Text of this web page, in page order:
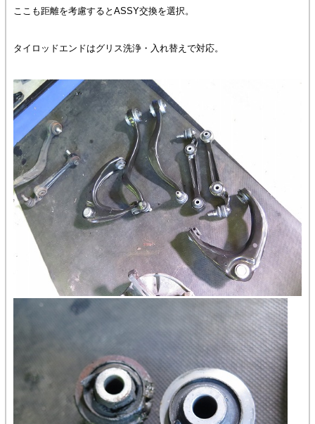
ここも距離を考慮するとASSY交換を選択。
タイロッドエンドはグリス洗浄・入れ替えで対応。